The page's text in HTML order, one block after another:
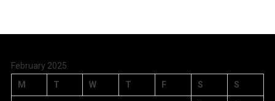
February 2025
M
T W T F S S